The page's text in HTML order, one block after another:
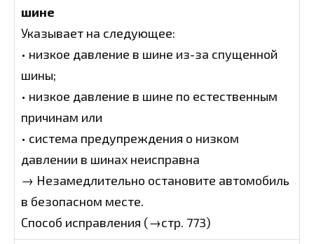
шине
Указывает на следующее:
• низкое давление в шине из-за спущенной
шины;
• низкое давление в шине по естественным
причинам или
• система предупреждения о низком
давлении в шинах неисправна
→ Незамедлительно остановите автомобиль
в безопасном месте.
Способ исправления (→стр. 773)